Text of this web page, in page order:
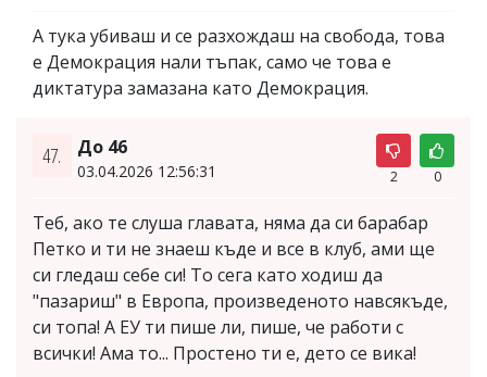
А тука убиваш и се разхождаш на свобода, това
е Демокрация нали тъпак, само че това е
диктатура замазана като Демокрация.
47. До 46
03.04.2026 12:56:31 2 0
Теб, ако те слуша главата, няма да си барабар
Петко и ти не знаеш къде и все в клуб, ами ще
си гледаш себе си! То сега като ходиш да
"пазариш" в Европа, произведеното навсякъде,
си топа! А ЕУ ти пише ли, пише, че работи с
всички! Ама то... Простено ти е, дето се вика!